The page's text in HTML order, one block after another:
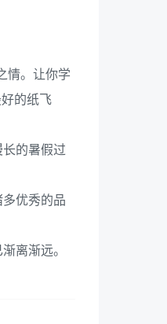
情。让你学
的纸飞
的暑假过
优秀的品
离渐远。